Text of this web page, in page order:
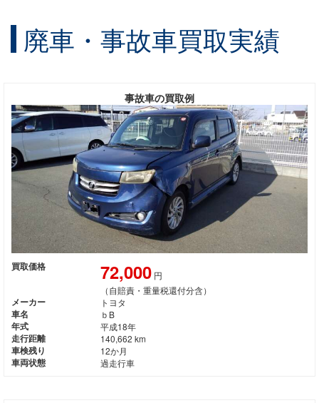
廃車・事故車買取実績
事故車の買取例
買取価格 72,000円
（自賠責・重量税還付分含）
メーカー
トヨタ
車名
ｂB
年式
平成18年
走行距離
140,662 km
車検残り
12か月
車両状態
過走行車